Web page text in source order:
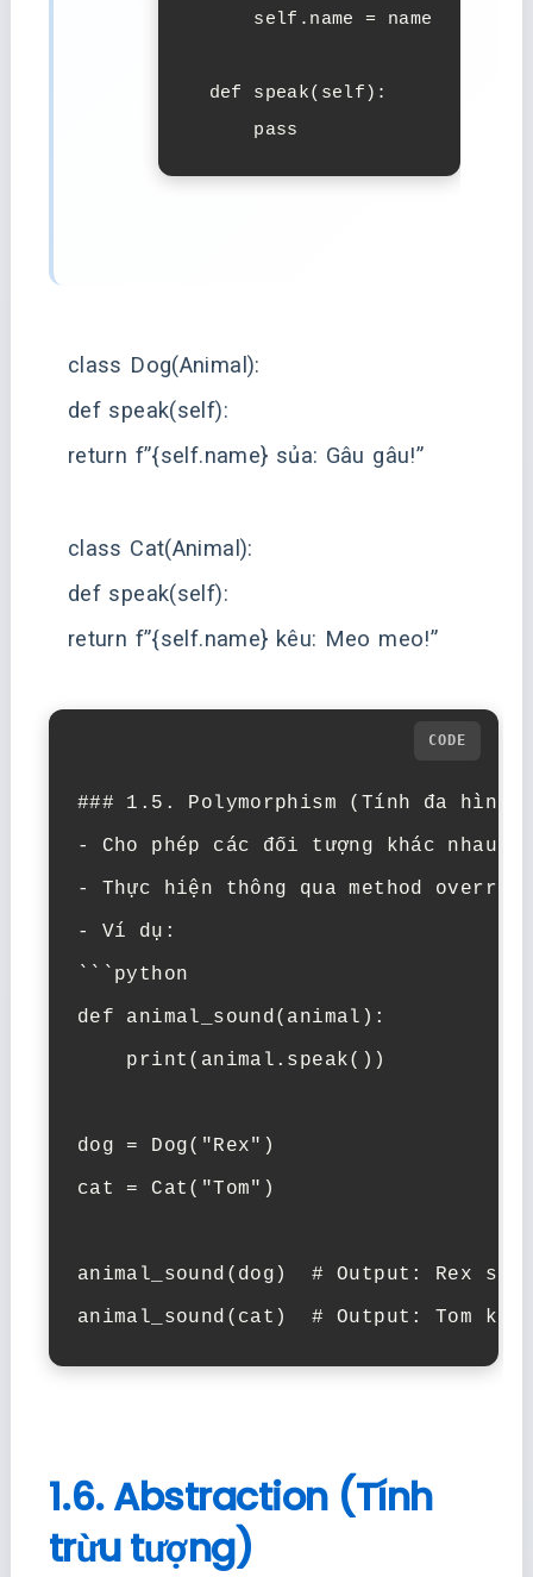
      self.name = name
  def speak(self):
      pass
class Dog(Animal):
def speak(self):
return f”{self.name} sủa: Gâu gâu!”
class Cat(Animal):
def speak(self):
return f”{self.name} kêu: Meo meo!”
### 1.5. Polymorphism (Tính đa hình)
- Cho phép các đối tượng khác nhau
- Thực hiện thông qua method
- Ví dụ:
```python
def animal_sound(animal):
    print(animal.speak())
dog = Dog("Rex")
cat = Cat("Tom")
animal_sound(dog)  # Output: Rex
animal_sound(cat)  # Output: Tom kêu:
1.6. Abstraction (Tính
trừu tượng)